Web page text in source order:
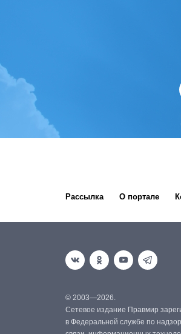
Рассылка О портале
© 2003—2026.
Сетевое издание Правмир
в Федеральной службе по